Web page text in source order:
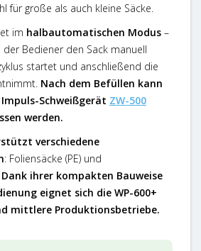
für große als auch kleine Säcke.
im halbautomatischen Modus –
Bediener den Sack manuell
startet und anschließend die
Nach dem Befüllen kann
Schweißgerät ZW-500
werden.
verschiedene
: Foliensäcke (PE) und
Dank ihrer kompakten Bauweise
eignet sich die WP-600+
mittlere Produktionsbetriebe.